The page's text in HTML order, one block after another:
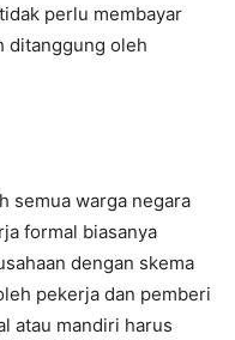
perlu membayar
ditanggung oleh
semua warga negara
formal biasanya
dengan skema
pekerja dan pemberi
atau mandiri harus